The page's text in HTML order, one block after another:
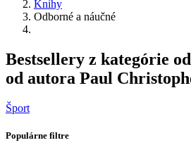
Knihy
Odborné a náučné
Bestsellery z kategórie
od autora Paul
Šport
Populárne filtre